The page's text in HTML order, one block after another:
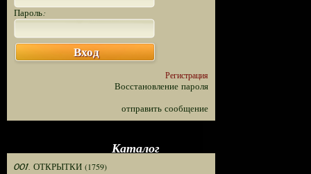
Пароль:
Вход
Регистрация
Восстановление пароля
отправить сообщение
Каталог
001. ОТКРЫТКИ (1759)